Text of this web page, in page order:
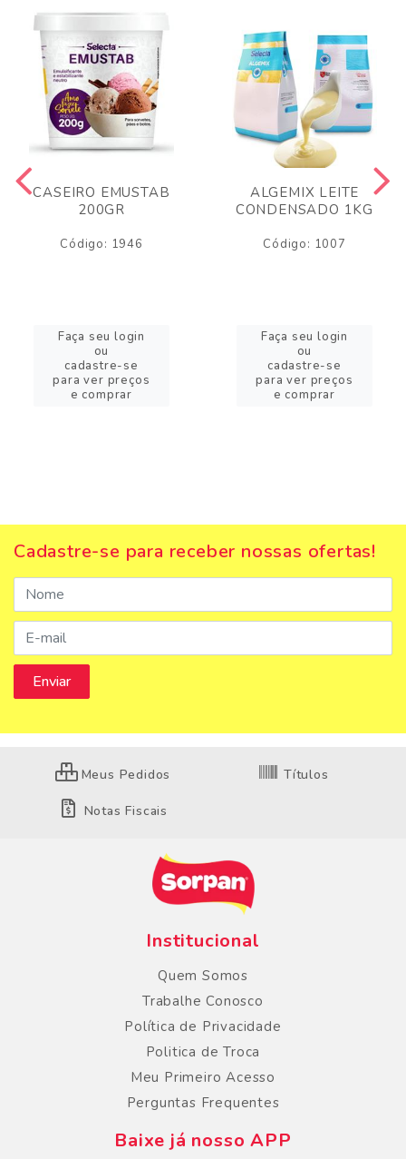
CASEIRO EMUSTAB
200GR
Código: 1946
Faça seu login
ou
cadastre-se
para ver preços
e comprar
ALGEMIX LEITE
CONDENSADO 1KG
Código: 1007
Faça seu login
ou
cadastre-se
para ver preços
e comprar
Cadastre-se para receber nossas ofertas!
Meus Pedidos Títulos
Notas Fiscais
Institucional
Quem Somos
Trabalhe Conosco
Política de Privacidade
Politica de Troca
Meu Primeiro Acesso
Perguntas Frequentes
Baixe já nosso APP